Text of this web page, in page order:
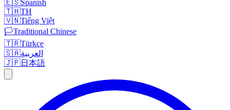
🇪🇸Spanish
🇹🇭TH
🇻🇳Tiếng Việt
🏳️Traditional Chinese
🇹🇷Türkçe
🇸🇦العربية
🇯🇵日本語